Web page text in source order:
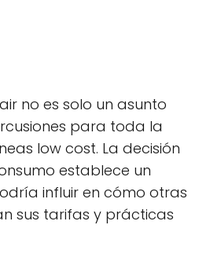
no es solo un asunto
para toda la
low cost. La decisión
establece un
influir en cómo otras
sus tarifas y prácticas